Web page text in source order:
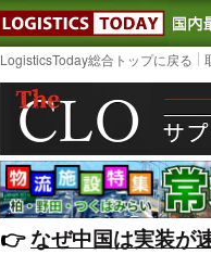
LogisticsToday総合トップに戻る
👉️なぜ中国は実装が